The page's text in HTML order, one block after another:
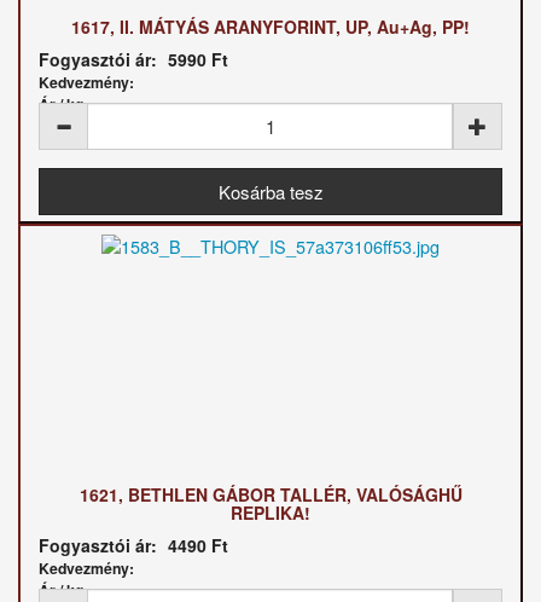
1617, II. MÁTYÁS ARANYFORINT, UP, Au+Ag, PP!
Fogyasztói ár: 5990 Ft
Kedvezmény:
Ár / kg:
1621, BETHLEN GÁBOR TALLÉR, VALÓSÁGHŰ
REPLIKA!
Fogyasztói ár: 4490 Ft
Kedvezmény:
Ár / kg: